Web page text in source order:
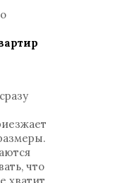
что